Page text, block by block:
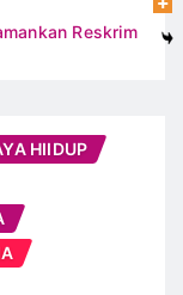
Reskrim
HIIDUP